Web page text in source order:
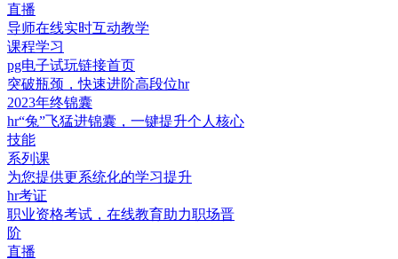
直播
导师在线实时互动教学
课程学习
pg电子试玩链接首页
突破瓶颈，快速进阶高段位hr
2023年终锦囊
hr“兔”飞猛进锦囊，一键提升个人核心
技能
系列课
为您提供更系统化的学习提升
hr考证
职业资格考试，在线教育助力职场晋
阶
直播